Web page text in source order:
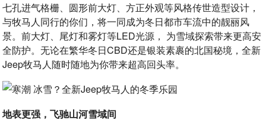
七孔进气格栅、圆形前大灯、方正外观等风格传世造型设计，
与牧马人同行的你们，将一同成为冬日都市车流中的靓丽风
景。前大灯、尾灯和雾灯等LED光源， 为雪域探索带来更高安
全防护。无论在繁华冬日CBD还是银装素裹的北国秘境，全新
Jeep牧马人随时随地为你带来超高回头率。
地表更强，飞驰山河雪域间